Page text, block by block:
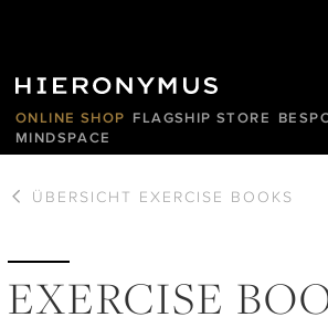
ONLINE SHOP FLAGSHIP STORE
MINDSPACE
ÜBERSICHT EXERCISE BOOKS
EXERCISE